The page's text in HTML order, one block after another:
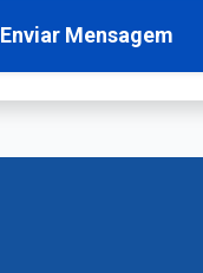
Enviar Mensagem